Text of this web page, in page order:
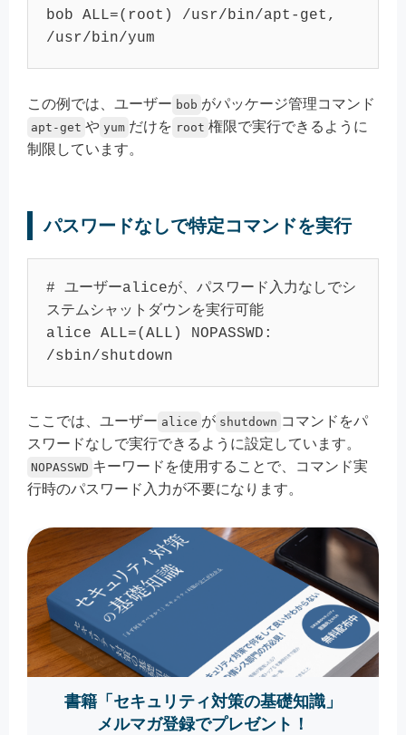
bob ALL=(root) /usr/bin/apt-get,
この例では、ユーザー bob がパッケージ管理コマンド
apt-get や yum だけを root 権限で実行できるように
制限しています。
パスワードなしで特定コマンドを実行
# ユーザーaliceが、パスワード入力なしでシ
ステムシャットダウンを実行可能
alice ALL=(ALL) NOPASSWD:
/sbin/shutdown
ここでは、ユーザー alice が shutdown コマンドをパ
スワードなしで実行できるように設定しています。
NOPASSWD キーワードを使用することで、コマンド実
行時のパスワード入力が不要になります。
書籍「セキュリティ対策の基礎知識」
メルマガ登録でプレゼント！